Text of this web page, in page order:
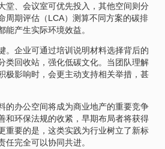
堂、会议室可优先投入，其他空间则分
周期评估（LCA）测算不同方案的碳排
能产生实际环境效益。
。企业可通过培训说明材料选择背后的
类回收站，强化低碳文化。当团队理解
极影响时，会更主动支持相关举措，甚
的办公空间将成为商业地产的重要竞争
和环保法规的收紧，早期布局者将获得
重要的是，这类实践为行业树立了新标
任完全可以协同共进。